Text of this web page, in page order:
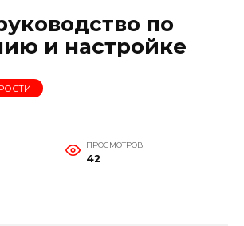
по
и настройке
ПРОСМОТРОВ
42